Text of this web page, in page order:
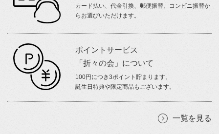
カード払い、代金引換、郵便振替、コンビニ振替か
らお選びいただけます。
ポイントサービス
「折々の会」について
100円につき3ポイント貯まります。
誕生日特典や限定商品もございます。
一覧を見る